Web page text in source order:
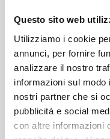
Questo sito web
Utilizziamo i cookie
annunci, per fornire
analizzare il nostro
informazioni sul
nostri partner che si
pubblicità e social
con altre informazioni
In
Vinificazione